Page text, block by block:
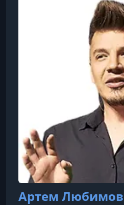
Артем Любимов